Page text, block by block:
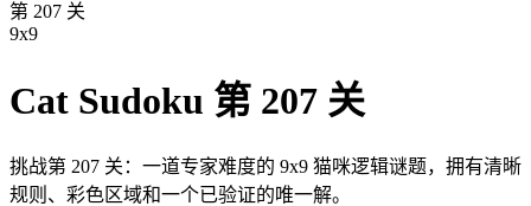
第 207 关
9x9
Cat Sudoku 第 207 关
挑战第 207 关：一道专家难度的 9x9 猫咪逻辑谜题，拥有清晰
规则、彩色区域和一个已验证的唯一解。